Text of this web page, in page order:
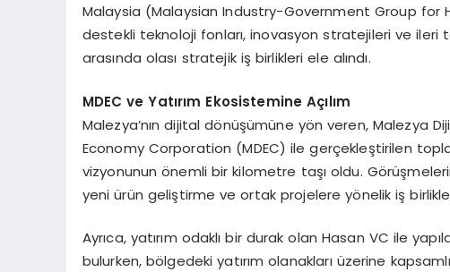
Malaysia (Malaysian Industry-Government Group for
destekli teknoloji fonları, inovasyon stratejileri ve
arasında olası stratejik iş birlikleri ele alındı.
MDEC ve Yatırım Ekosistemine Açılım
Malezya’nın dijital dönüşümüne yön veren, Malezya
Economy Corporation (MDEC) ile gerçekleştirilen
vizyonunun önemli bir kilometre taşı oldu.
yeni ürün geliştirme ve ortak projelere yönelik iş
Ayrıca, yatırım odaklı bir durak olan Hasan VC ile
bulurken, bölgedeki yatırım olanakları üzerine